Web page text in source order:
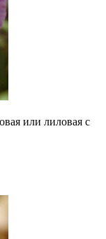
или лиловая с